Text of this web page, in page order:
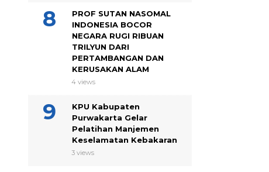
PROF SUTAN NASOMAL
INDONESIA BOCOR
NEGARA RUGI RIBUAN
TRILYUN DARI
PERTAMBANGAN DAN
KERUSAKAN ALAM
4 views
KPU Kabupaten
Purwakarta Gelar
Pelatihan Manjemen
Keselamatan Kebakaran
3 views